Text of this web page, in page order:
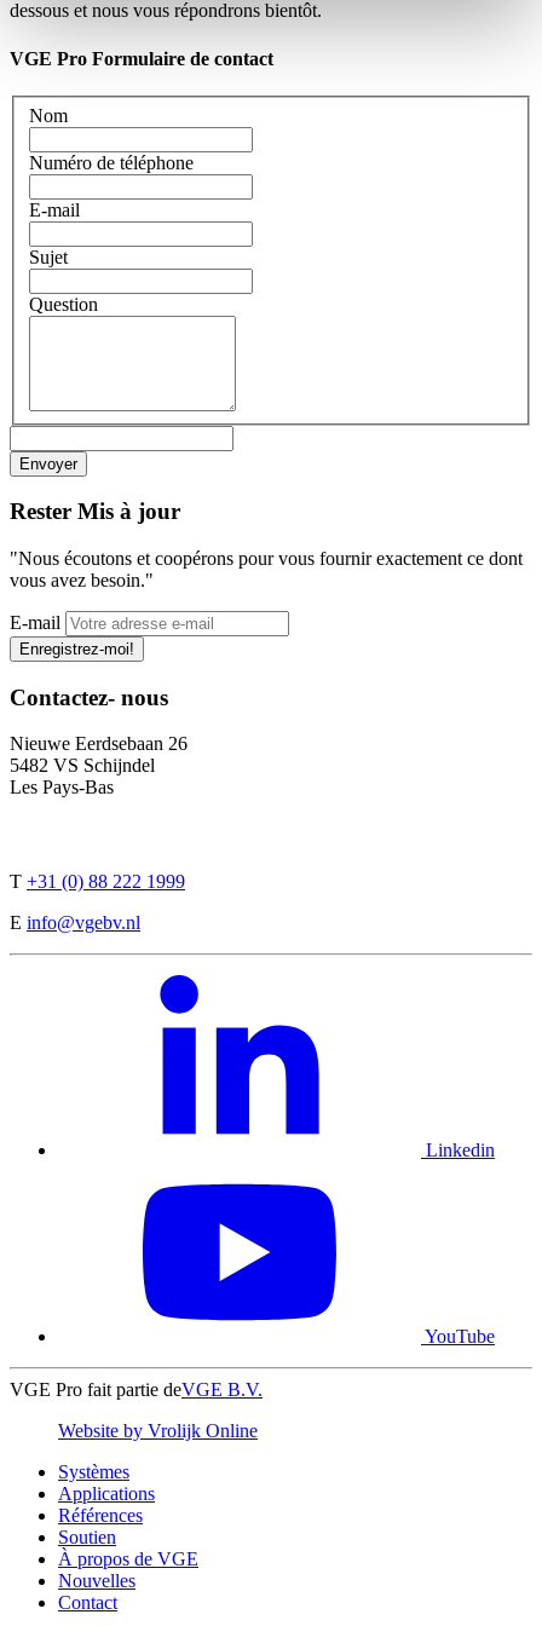
dessous et nous vous répondrons bientôt.
VGE Pro Formulaire de contact
Nom
Numéro de téléphone
E-mail
Sujet
Question
Rester Mis à jour
"Nous écoutons et coopérons pour vous fournir exactement ce dont
vous avez besoin."
E-mail
Enregistrez-moi!
Contactez- nous
Nieuwe Eerdsebaan 26
5482 VS Schijndel
Les Pays-Bas
T +31 (0) 88 222 1999
E info@vgebv.nl
Linkedin
YouTube
VGE Pro fait partie deVGE B.V.
Website by Vrolijk Online
Systèmes
Applications
Références
Soutien
À propos de VGE
Nouvelles
Contact